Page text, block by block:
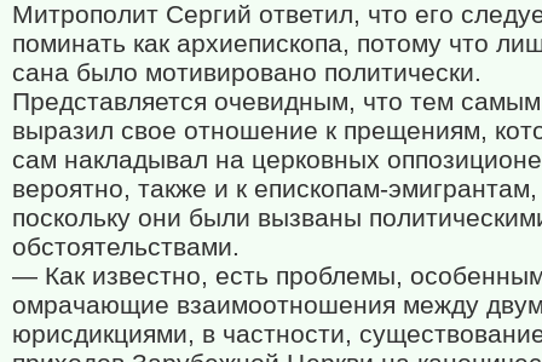
Митрополит Сергий ответил, что его
поминать как архиепископа, потому что
сана было мотивировано политически.
Представляется очевидным, что тем
выразил свое отношение к прещениям,
сам накладывал на церковных
вероятно, также и к епископам-
поскольку они были вызваны
обстоятельствами.
— Как известно, есть проблемы,
омрачающие взаимоотношения между
юрисдикциями, в частности,